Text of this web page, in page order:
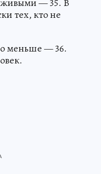
тех, кто не
меньше — 36.